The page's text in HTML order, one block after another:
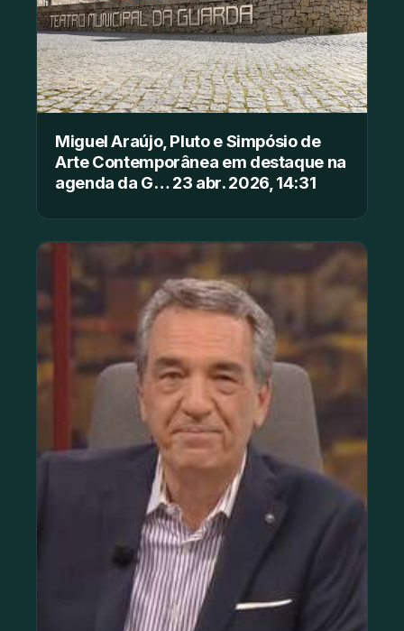
Miguel Araújo, Pluto e Simpósio de
Arte Contemporânea em destaque na
agenda da G… 23 abr. 2026, 14:31